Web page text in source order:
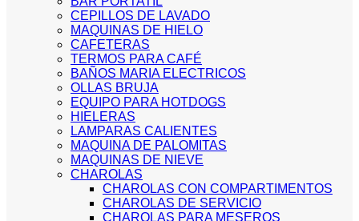
CEPILLOS DE LAVADO
MAQUINAS DE HIELO
CAFETERAS
TERMOS PARA CAFÉ
BAÑOS MARIA ELECTRICOS
OLLAS BRUJA
EQUIPO PARA HOTDOGS
HIELERAS
LAMPARAS CALIENTES
MAQUINA DE PALOMITAS
MAQUINAS DE NIEVE
CHAROLAS
CHAROLAS CON COMPARTIMENTOS
CHAROLAS DE SERVICIO
CHAROLAS PARA MESEROS